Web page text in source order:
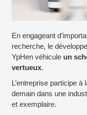
En engageant
recherche, le
YpHen véhicule un
vertueux.
L’entreprise participe
demain dans une
et exemplaire.